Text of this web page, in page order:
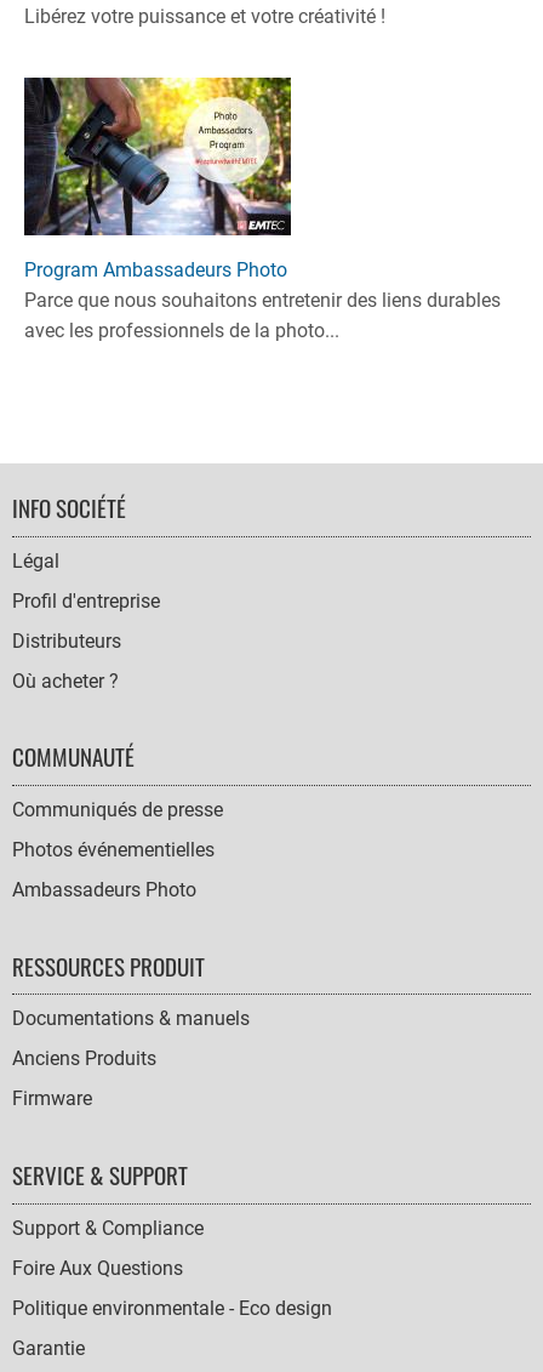
Libérez votre puissance et votre créativité !
Program Ambassadeurs Photo
Parce que nous souhaitons entretenir des liens durables
avec les professionnels de la photo...
FOOTER
NAVIGATION
INFO SOCIÉTÉ
Légal
Profil d'entreprise
Distributeurs
Où acheter ?
COMMUNAUTÉ
Communiqués de presse
Photos événementielles
Ambassadeurs Photo
RESSOURCES PRODUIT
Documentations & manuels
Anciens Produits
Firmware
SERVICE & SUPPORT
Support & Compliance
Foire Aux Questions
Politique environmentale - Eco design
Garantie